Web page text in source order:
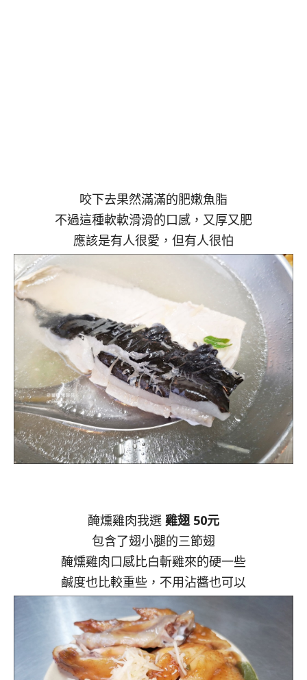
咬下去果然滿滿的肥嫩魚脂
不過這種軟軟滑滑的口感，又厚又肥
應該是有人很愛，但有人很怕
醃燻雞肉我選 雞翅 50元
包含了翅小腿的三節翅
醃燻雞肉口感比白斬雞來的硬一些
鹹度也比較重些，不用沾醬也可以